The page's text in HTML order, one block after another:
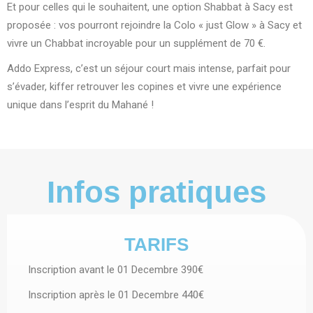
Et pour celles qui le souhaitent, une option Shabbat à Sacy est
proposée : vos pourront rejoindre la Colo « just Glow » à Sacy et
vivre un Chabbat incroyable pour un supplément de 70 €.
Addo Express, c’est un séjour court mais intense, parfait pour
s’évader, kiffer retrouver les copines et vivre une expérience
unique dans l’esprit du Mahané !
Infos pratiques
TARIFS
Inscription avant le 01 Decembre 390€
Inscription après le 01 Decembre 440€